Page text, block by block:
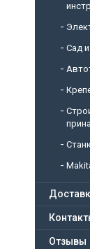
Сад
Отзывы